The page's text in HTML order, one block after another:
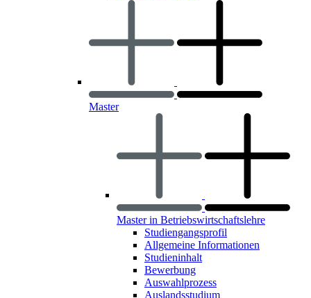
Master
Master in Betriebswirtschaftslehre
Studiengangsprofil
Allgemeine Informationen
Studieninhalt
Bewerbung
Auswahlprozess
Auslandsstudium